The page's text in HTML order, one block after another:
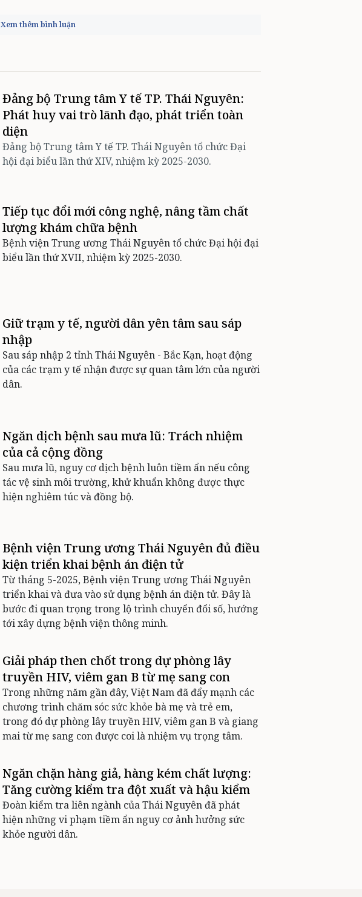
Xem thêm bình luận
Đảng bộ Trung tâm Y tế TP. Thái Nguyên:
Phát huy vai trò lãnh đạo, phát triển toàn
diện
Đảng bộ Trung tâm Y tế TP. Thái Nguyên tổ chức Đại
hội đại biểu lần thứ XIV, nhiệm kỳ 2025-2030.
Tiếp tục đổi mới công nghệ, nâng tầm chất
lượng khám chữa bệnh
Bệnh viện Trung ương Thái Nguyên tổ chức Đại hội đại
biểu lần thứ XVII, nhiệm kỳ 2025-2030.
Giữ trạm y tế, người dân yên tâm sau sáp
nhập
Sau sáp nhập 2 tỉnh Thái Nguyên - Bắc Kạn, hoạt động
của các trạm y tế nhận được sự quan tâm lớn của người
dân.
Ngăn dịch bệnh sau mưa lũ: Trách nhiệm
của cả cộng đồng
Sau mưa lũ, nguy cơ dịch bệnh luôn tiềm ẩn nếu công
tác vệ sinh môi trường, khử khuẩn không được thực
hiện nghiêm túc và đồng bộ.
Bệnh viện Trung ương Thái Nguyên đủ điều
kiện triển khai bệnh án điện tử
Từ tháng 5-2025, Bệnh viện Trung ương Thái Nguyên
triển khai và đưa vào sử dụng bệnh án điện tử. Đây là
bước đi quan trọng trong lộ trình chuyển đổi số, hướng
tới xây dựng bệnh viện thông minh.
Giải pháp then chốt trong dự phòng lây
truyền HIV, viêm gan B từ mẹ sang con
Trong những năm gần đây, Việt Nam đã đẩy mạnh các
chương trình chăm sóc sức khỏe bà mẹ và trẻ em,
trong đó dự phòng lây truyền HIV, viêm gan B và giang
mai từ mẹ sang con được coi là nhiệm vụ trọng tâm.
Ngăn chặn hàng giả, hàng kém chất lượng:
Tăng cường kiểm tra đột xuất và hậu kiểm
Đoàn kiểm tra liên ngành của Thái Nguyên đã phát
hiện những vi phạm tiềm ẩn nguy cơ ảnh hưởng sức
khỏe người dân.